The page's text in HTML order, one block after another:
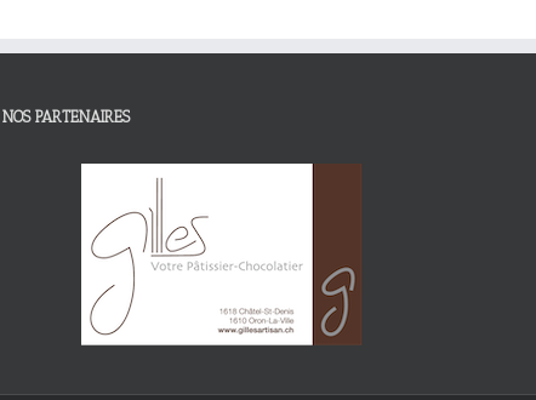
PARTENAIRES